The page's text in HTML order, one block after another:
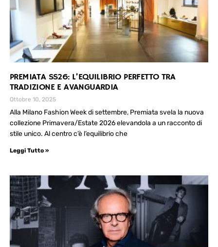
PREMIATA SS26: L’EQUILIBRIO PERFETTO TRA
TRADIZIONE E AVANGUARDIA
Ottobre 10, 2025
Alla Milano Fashion Week di settembre, Premiata svela la nuova
collezione Primavera/Estate 2026 elevandola a un racconto di
stile unico. Al centro c’è l’equilibrio che
Leggi Tutto »